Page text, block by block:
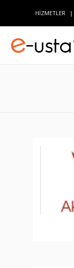
HİZMETLER |